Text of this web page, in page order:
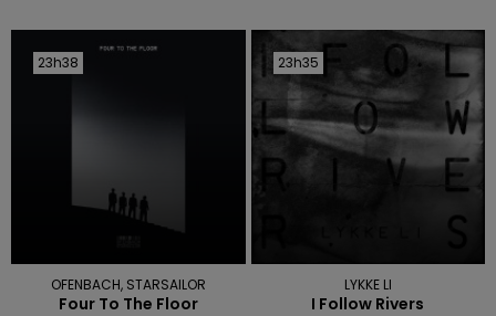
23h38
23h38
OFENBACH, STARSAILOR
Four To The Floor
23h35
23h35
LYKKE LI
I Follow Rivers